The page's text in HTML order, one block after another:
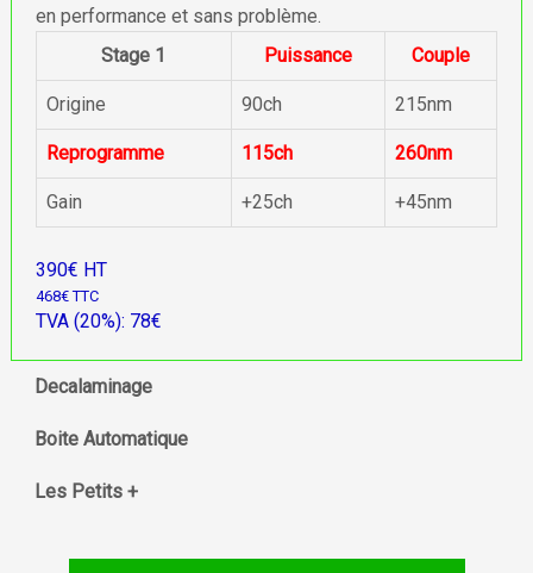
en performance et sans problème.
Stage 1
Puissance Couple
Origine 90ch 215nm
Reprogramme 115ch 260nm
Gain +25ch +45nm
390€ HT
468€ TTC
TVA (20%): 78€
Decalaminage
Boite Automatique
Les Petits +